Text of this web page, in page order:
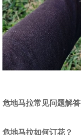
危地马拉常见问题解答
危地马拉如何订花？